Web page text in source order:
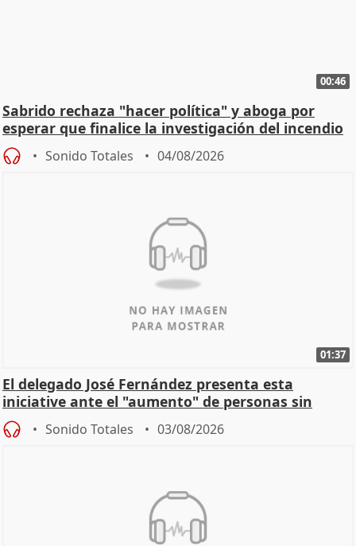
00:46
Sabrido rechaza "hacer política" y aboga por
esperar que finalice la investigación del incendio
Sonido Totales 04/08/2026
01:37
El delegado José Fernández presenta esta
iniciative ante el "aumento" de personas sin
hogar en Madri
Sonido Totales 03/08/2026